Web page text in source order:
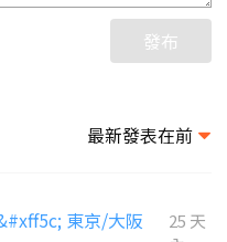
發布
最新發表在前
東京/大阪
25 天